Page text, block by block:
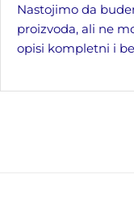
Nastojimo da
proizvoda, ali ne
opisi kompletni i